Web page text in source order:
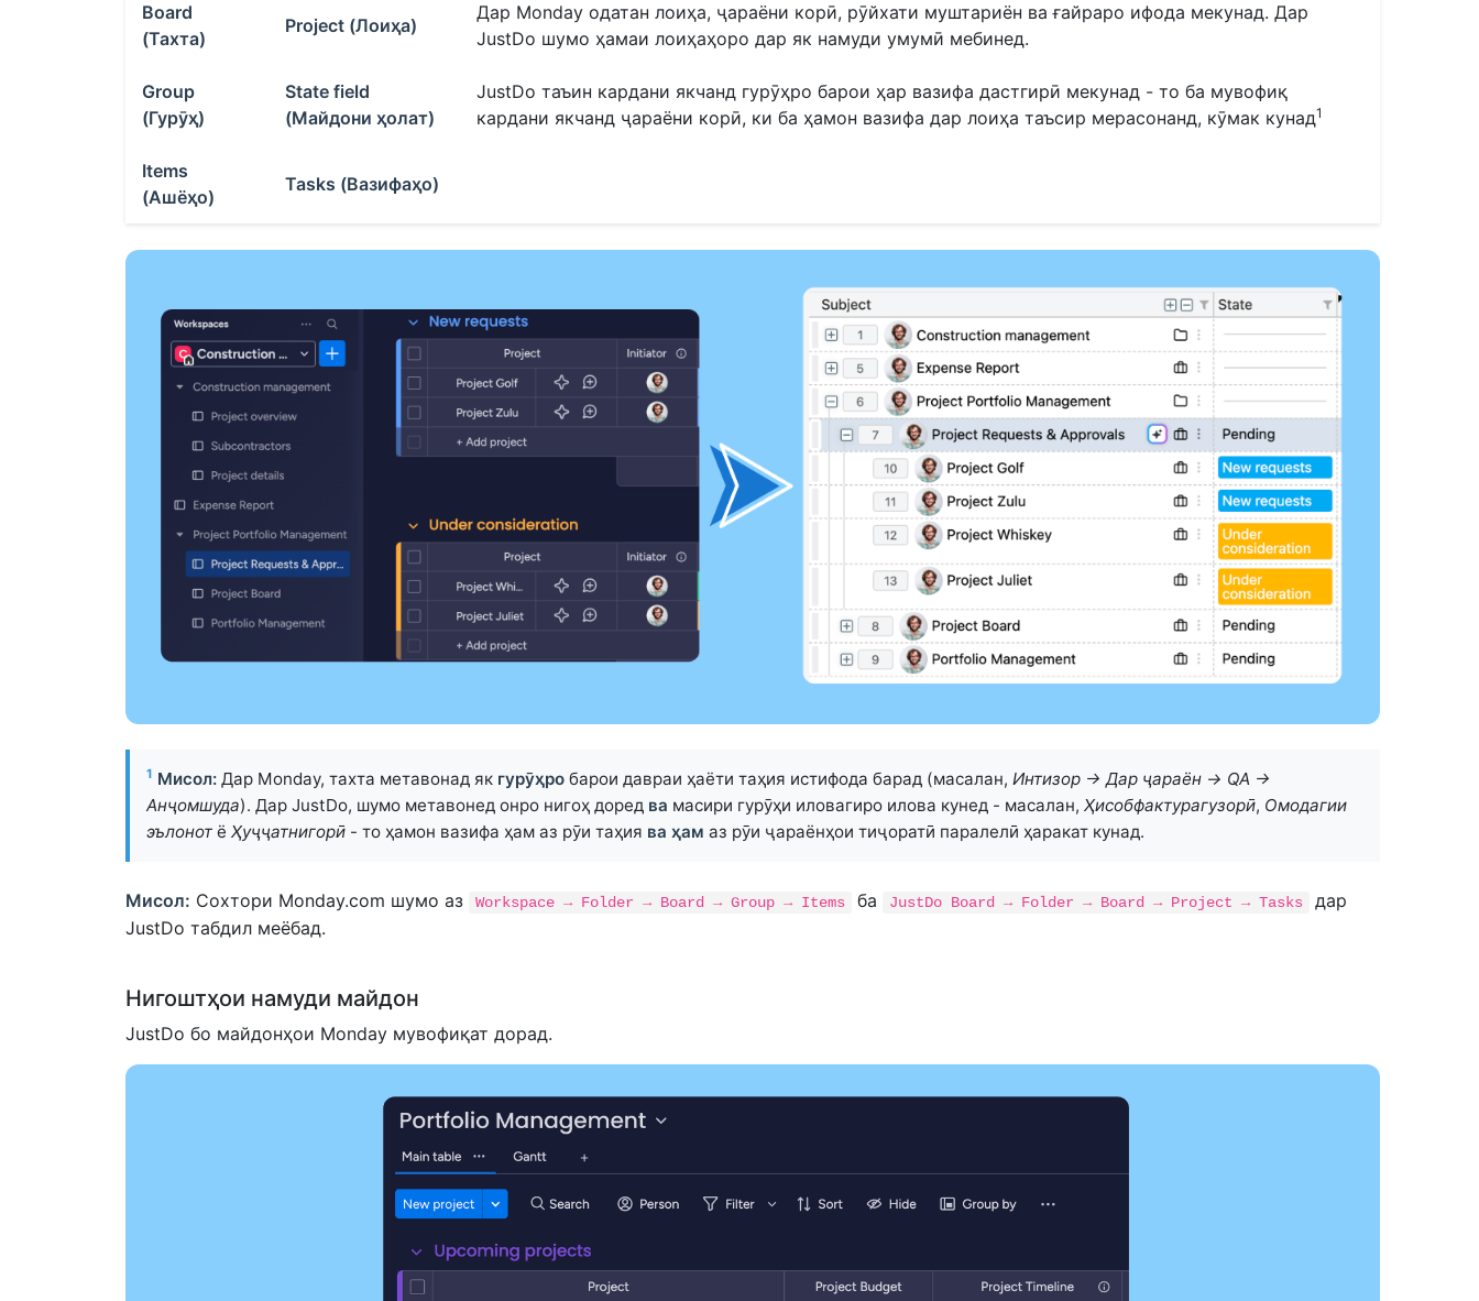
Board
(Тахта)
Project (Лоиҳа)
Дар Monday одатан лоиҳа, ҷараёни корӣ, рӯйхати муштариён ва ғайраро ифода мекунад. Дар
JustDo шумо ҳамаи лоиҳаҳоро дар як намуди умумӣ мебинед.
Group
(Гурӯҳ)
State field
(Майдони ҳолат)
JustDo таъин кардани якчанд гурӯҳро барои ҳар вазифа дастгирӣ мекунад - то ба мувофиқ
кардани якчанд ҷараёни корӣ, ки ба ҳамон вазифа дар лоиҳа таъсир мерасонанд, кӯмак кунад1
Items
(Ашёҳо)
Tasks (Вазифаҳо)
1 Мисол: Дар Monday, тахта метавонад як гурӯҳро барои давраи ҳаёти таҳия истифода барад (масалан, Интизор → Дар ҷараён → QA →
Анҷомшуда). Дар JustDo, шумо метавонед онро нигоҳ доред ва масири гурӯҳи иловагиро илова кунед - масалан, Ҳисобфактурагузорӣ, Омодагии
эълонот ё Ҳуҷҷатнигорӣ - то ҳамон вазифа ҳам аз рӯи таҳия ва ҳам аз рӯи ҷараёнҳои тиҷоратӣ паралелӣ ҳаракат кунад.
Мисол: Сохтори Monday.com шумо аз Workspace → Folder → Board → Group → Items ба JustDo Board → Folder → Board → Project → Tasks
дар
JustDo табдил меёбад.
Нигоштҳои намуди майдон
JustDo бо майдонҳои Monday мувофиқат дорад.